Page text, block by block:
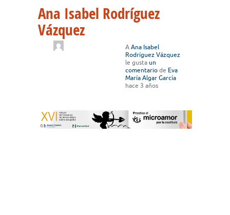
Ana Isabel Rodríguez
Vázquez
A Ana Isabel
Rodríguez Vázquez
le gusta un
comentario de Eva
María Algar García
hace 3 años